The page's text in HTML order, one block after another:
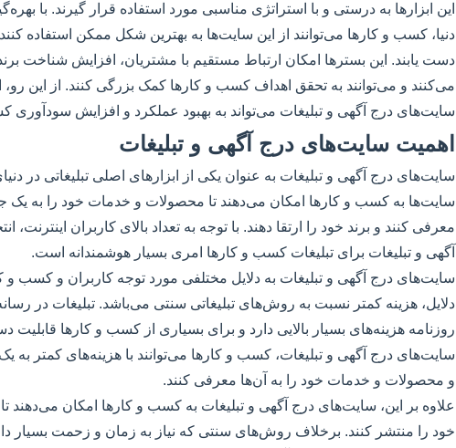
این ابزارها به درستی و با استراتژی مناسبی مورد استفاده قرار گیرند. با
دنیا، کسب و کارها می‌توانند از این سایت‌ها به بهترین شکل ممکن استفاده
دست یابند. این بسترها امکان ارتباط مستقیم با مشتریان، افزایش شناخت
می‌کنند و می‌توانند به تحقق اهداف کسب و کارها کمک بزرگی کنند. از این رو،
سایت‌های درج آگهی و تبلیغات می‌تواند به بهبود عملکرد و افزایش سودآوری
اهمیت سایت‌های درج آگهی و تبلیغات
سایت‌های درج آگهی و تبلیغات به عنوان یکی از ابزارهای اصلی تبلیغاتی در
سایت‌ها به کسب و کارها امکان می‌دهند تا محصولات و خدمات خود را به یک
معرفی کنند و برند خود را ارتقا دهند. با توجه به تعداد بالای کاربران
آگهی و تبلیغات برای تبلیغات کسب و کارها امری بسیار هوشمندانه است.
سایت‌های درج آگهی و تبلیغات به دلایل مختلفی مورد توجه کاربران و کسب و
دلایل، هزینه کمتر نسبت به روش‌های تبلیغاتی سنتی می‌باشد. تبلیغات در
روزنامه هزینه‌های بسیار بالایی دارد و برای بسیاری از کسب و کارها قابلیت
سایت‌های درج آگهی و تبلیغات، کسب و کارها می‌توانند با هزینه‌های کمتر به
و محصولات و خدمات خود را به آن‌ها معرفی کنند.
علاوه بر این، سایت‌های درج آگهی و تبلیغات به کسب و کارها امکان می‌دهند تا
خود را منتشر کنند. برخلاف روش‌های سنتی که نیاز به زمان و زحمت بسیار